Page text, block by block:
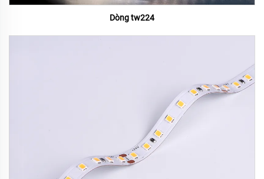
Dòng tw224